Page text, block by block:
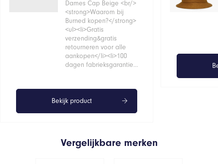
Dames Cap Beige <br/>
<strong>Waarom bij
Burned kopen?</strong>
<ul><li>Gratis
verzending&gratis
retourneren voor alle
aankopen</li><li>100
dagen fabrieksgarantie…
Bekijk product
Vergelijkbare merken